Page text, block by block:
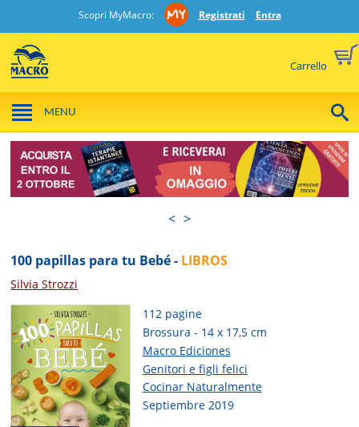
Scopri MyMacro: Registrati Entra
Carrello
MENU
< >
100 papillas para tu Bebé - LIBROS
Silvia Strozzi
112 pagine
Brossura - 14 x 17,5 cm
Macro Ediciones
Genitori e figli felici
Cocinar Naturalmente
Septiembre 2019